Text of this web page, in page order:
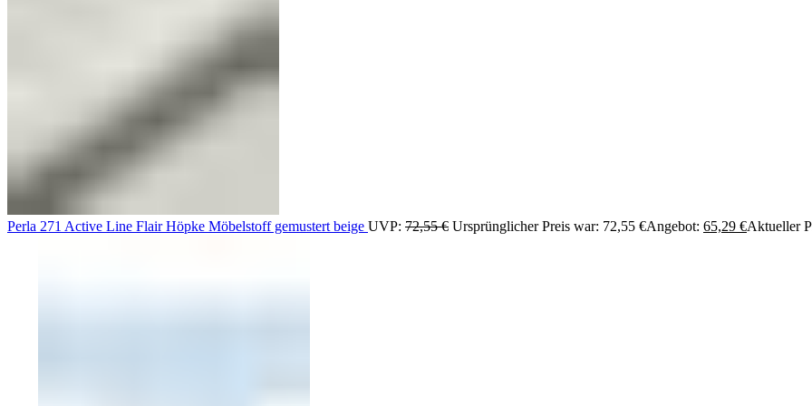
Perla 271 Active Line Flair Höpke Möbelstoff gemustert beige UVP: 72,55€ Ursprünglicher Preis war: 72,55 €Angebot: 65,29 €Aktueller